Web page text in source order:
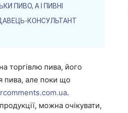
ПИВО, А І ПИВНІ
КОНСУЛЬТАНТ
торгівлю пива, його
пива, але поки що
.
можна очікувати,